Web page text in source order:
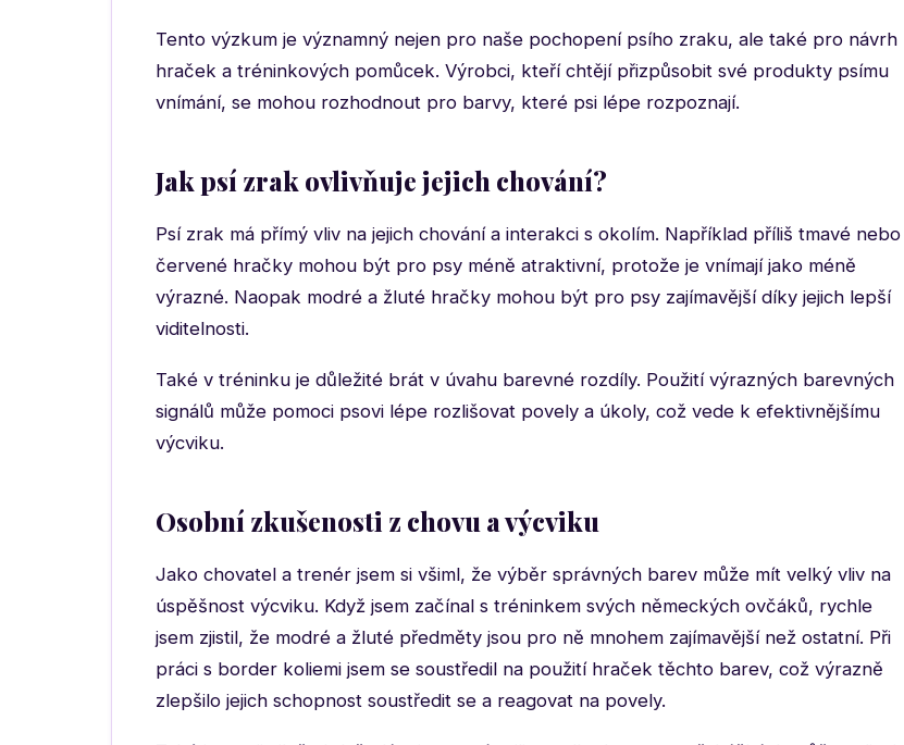
Tento výzkum je významný nejen pro naše pochopení psího zraku, ale také pro návrh
hraček a tréninkových pomůcek. Výrobci, kteří chtějí přizpůsobit své produkty psímu
vnímání, se mohou rozhodnout pro barvy, které psi lépe rozpoznají.
Jak psí zrak ovlivňuje jejich chování?
Psí zrak má přímý vliv na jejich chování a interakci s okolím. Například příliš tmavé nebo
červené hračky mohou být pro psy méně atraktivní, protože je vnímají jako méně
výrazné. Naopak modré a žluté hračky mohou být pro psy zajímavější díky jejich lepší
viditelnosti.
Také v tréninku je důležité brát v úvahu barevné rozdíly. Použití výrazných barevných
signálů může pomoci psovi lépe rozlišovat povely a úkoly, což vede k efektivnějšímu
výcviku.
Osobní zkušenosti z chovu a výcviku
Jako chovatel a trenér jsem si všiml, že výběr správných barev může mít velký vliv na
úspěšnost výcviku. Když jsem začínal s tréninkem svých německých ovčáků, rychle
jsem zjistil, že modré a žluté předměty jsou pro ně mnohem zajímavější než ostatní. Při
práci s border koliemi jsem se soustředil na použití hraček těchto barev, což výrazně
zlepšilo jejich schopnost soustředit se a reagovat na povely.